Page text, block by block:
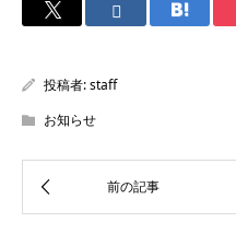
投稿者:staff
お知らせ